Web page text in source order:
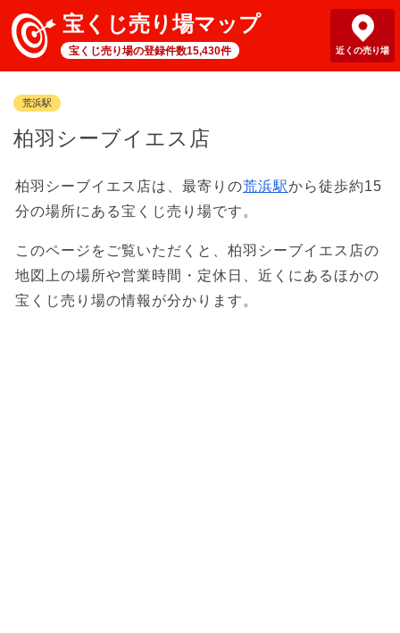
宝くじ売り場マップ
宝くじ売り場の登録件数15,430件 近くの売り場
荒浜駅
柏羽シーブイエス店
柏羽シーブイエス店は、最寄りの荒浜駅から徒歩約15
分の場所にある宝くじ売り場です。
このページをご覧いただくと、柏羽シーブイエス店の
地図上の場所や営業時間・定休日、近くにあるほかの
宝くじ売り場の情報が分かります。